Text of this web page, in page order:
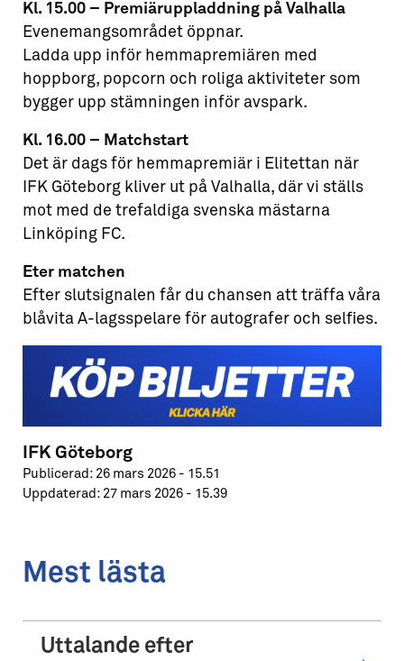
Kl. 15.00 – Premiäruppladdning på Valhalla
Evenemangsområdet öppnar.
Ladda upp inför hemmapremiären med
hoppborg, popcorn och roliga aktiviteter som
bygger upp stämningen inför avspark.
Kl. 16.00 – Matchstart
Det är dags för hemmapremiär i Elitettan när
IFK Göteborg kliver ut på Valhalla, där vi ställs
mot med de trefaldiga svenska mästarna
Linköping FC.
Eter matchen
Efter slutsignalen får du chansen att träffa våra
blåvita A-lagsspelare för autografer och selfies.
IFK Göteborg
Publicerad: 26 mars 2026 - 15.51
Uppdaterad: 27 mars 2026 - 15.39
Mest lästa
Uttalande efter